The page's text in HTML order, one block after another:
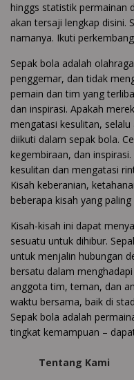
hinggs statistik permainan
akan tersaji lengkap disini.
namanya. Ikuti
Sepak bola adalah
penggemar, dan tidak
pemain dan tim yang
dan inspirasi. Apakah
mengatasi kesulitan,
diikuti dalam sepak bola.
kegembiraan, dan
kesulitan dan mengatasi
Kisah keberanian,
beberapa kisah yang
Kisah-kisah ini dapat
sesuatu untuk dihibur.
untuk menjalin hubungan
bersatu dalam
anggota tim, teman, dan
waktu bersama, baik di
Sepak bola adalah
tingkat kemampuan –
Tentang Kami